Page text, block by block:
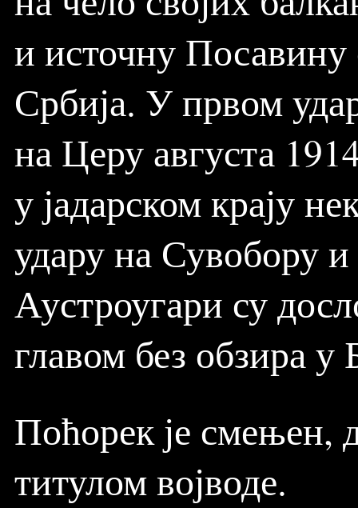
и источну
Србија. У првом
на Церу августа
у јадарском крају
удару на Сувобору
Аустроугари су
главом без обзира
Поћорек је смењен,
титулом војводе.